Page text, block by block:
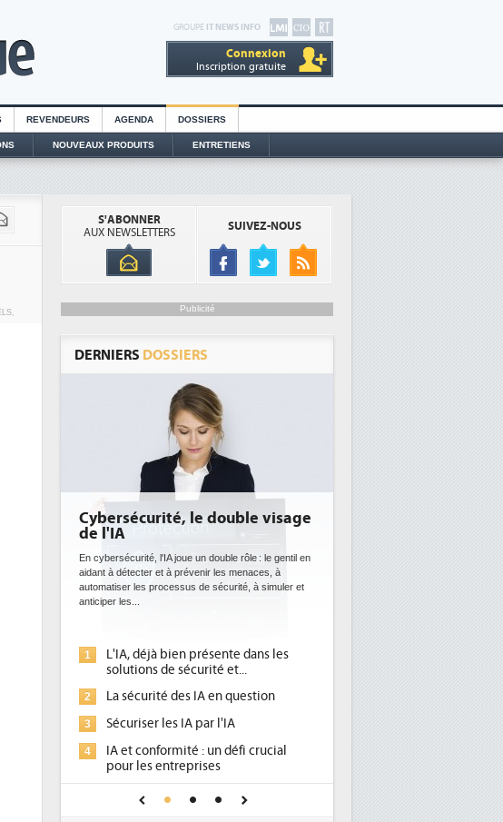
GROUPE IT NEWS INFO
Connexion
Inscription gratuite
REVENDEURS AGENDA DOSSIERS
NOUVEAUX PRODUITS ENTRETIENS
,
S'ABONNER
AUX NEWSLETTERS
SUIVEZ-NOUS
Publicité
DERNIERS DOSSIERS
Cybersécurité, le double visage
de l'IA
En cybersécurité, l'IA joue un double rôle : le gentil en
aidant à détecter et à prévenir les menaces, à
automatiser les processus de sécurité, à simuler et
anticiper les...
1
L'IA, déjà bien présente dans les
solutions de sécurité et...
2 La sécurité des IA en question
3 Sécuriser les IA par l'IA
4
IA et conformité : un défi crucial
pour les entreprises
Une IA de confiance pour une IA
plus sûre ?